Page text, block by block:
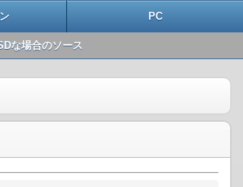
PC
な場合のソース